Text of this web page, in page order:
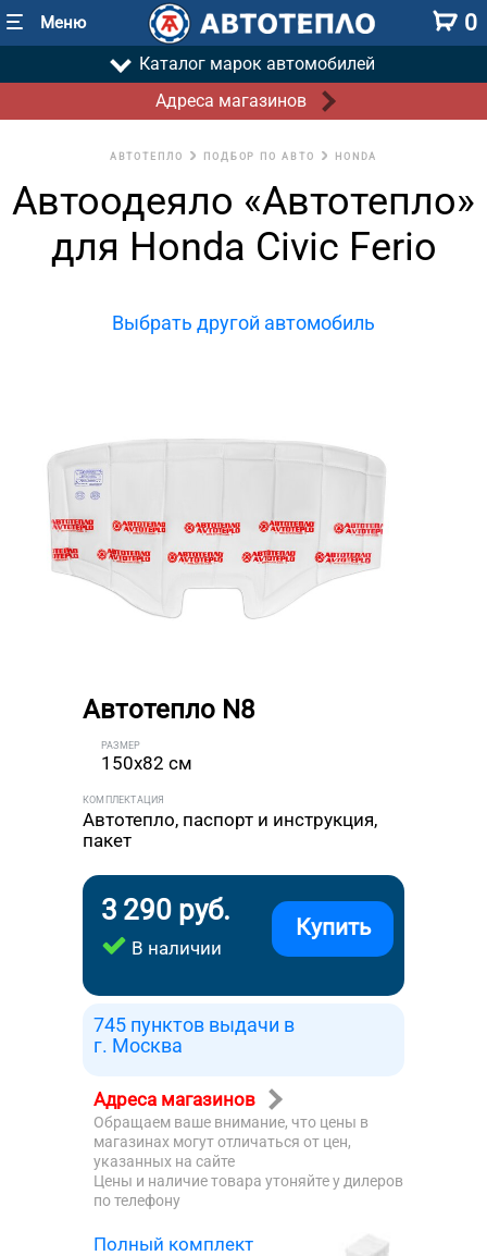
Меню 0
Каталог марок автомобилей
Адреса магазинов
АВТОТЕПЛО ПОДБОР ПО АВТО HONDA
Автоодеяло «Автотепло»
для Honda Civic Ferio
Выбрать другой автомобиль
Автотепло N8
РАЗМЕР
150x82 см
КОМПЛЕКТАЦИЯ
Автотепло, паспорт и инструкция,
пакет
3 290 руб.
В наличии
Купить
745 пунктов выдачи в
г. Москва
Адреса магазинов
Обращаем ваше внимание, что цены в
магазинах могут отличаться от цен,
указанных на сайте
Цены и наличие товара утоняйте у дилеров
по телефону
Полный комплект